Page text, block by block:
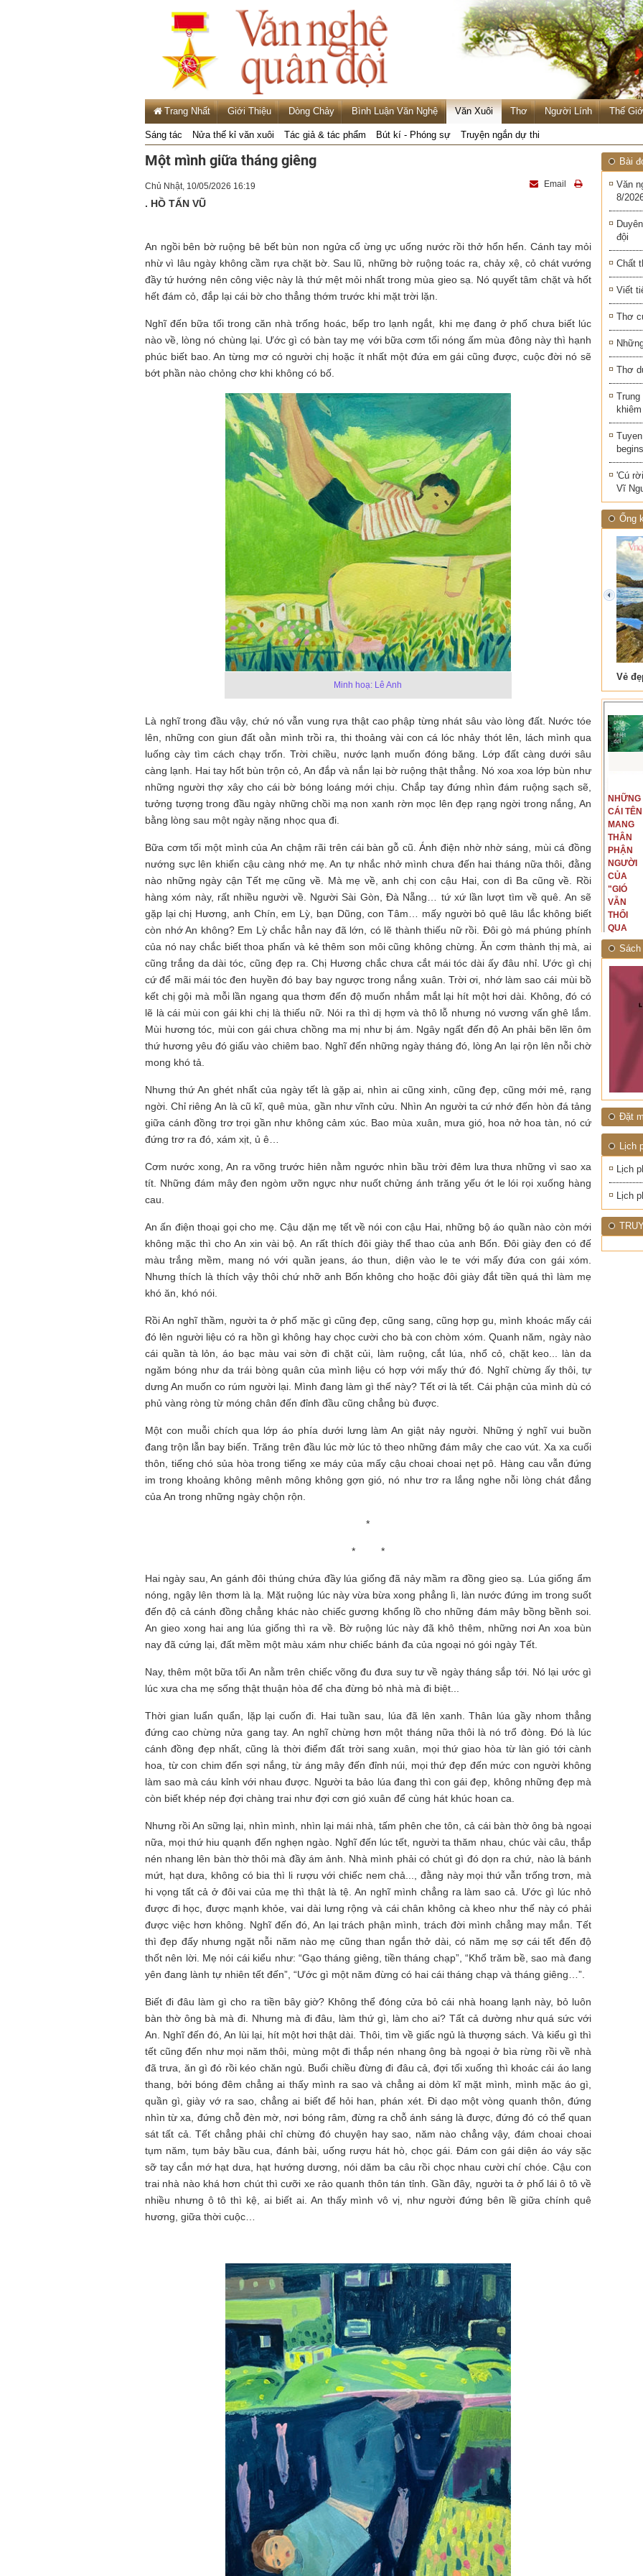
Trang Nhất Giới Thiệu Dòng Chảy Bình Luận Văn Nghệ Văn Xuôi Thơ Người Lính Thế
Sáng tác Nửa thế kỉ văn xuôi Tác giả & tác phẩm Bút kí - Phóng sự Truyện ngắn dự thi
Một mình giữa tháng giêng
Chủ Nhật, 10/05/2026 16:19 Email
. HỒ TẤN VŨ
An ngồi bên bờ ruộng bê bết bùn non ngửa cổ ừng ực uống nước rồi thở hổn hển. Cánh tay mỏi
nhừ vì lâu ngày không cầm rựa chặt bờ. Sau lũ, những bờ ruộng toác ra, chảy xệ, cỏ chát vướng
đầy tứ hướng nên công việc này là thứ mệt mỏi nhất trong mùa gieo sạ. Nó quyết tâm chặt và hốt
hết đám cỏ, đắp lại cái bờ cho thẳng thớm trước khi mặt trời lặn.
Nghĩ đến bữa tối trong căn nhà trống hoác, bếp tro lạnh ngắt, khi mẹ đang ở phố chưa biết lúc
nào về, lòng nó chùng lại. Ước gì có bàn tay mẹ với bữa cơm tối nóng ấm mùa đông này thì hạnh
phúc biết bao. An từng mơ có người chị hoặc ít nhất một đứa em gái cũng được, cuộc đời nó sẽ
bớt phần nào chỏng chơ khi không có bố.
Minh hoạ: Lê Anh
Là nghĩ trong đầu vậy, chứ nó vẫn vung rựa thật cao phập từng nhát sâu vào lòng đất. Nước tóe
lên, những con giun đất oằn mình trồi ra, thi thoảng vài con cá lóc nhảy thót lên, lách mình qua
luống cày tìm cách chạy trốn. Trời chiều, nước lạnh muốn đóng băng. Lớp đất càng dưới sâu
càng lạnh. Hai tay hốt bùn trộn cỏ, An đắp và nắn lại bờ ruộng thật thẳng. Nó xoa xoa lớp bùn như
những người thợ xây cho cái bờ bóng loáng mới chịu. Chắp tay đứng nhìn đám ruộng sạch sẽ,
tưởng tượng trong đầu ngày những chồi mạ non xanh rờn mọc lên đẹp rạng ngời trong nắng, An
bằng lòng sau một ngày nặng nhọc qua đi.
Bữa cơm tối một mình của An chậm rãi trên cái bàn gỗ cũ. Ánh điện nhờ nhờ sáng, mùi cá đồng
nướng sực lên khiến cậu càng nhớ mẹ. An tự nhắc nhở mình chưa đến hai tháng nữa thôi, đằng
nào những ngày cận Tết mẹ cũng về. Mà mẹ về, anh chị con cậu Hai, con dì Ba cũng về. Rồi
hàng xóm này, rất nhiều người về. Người Sài Gòn, Đà Nẵng… tứ xứ lần lượt tìm về quê. An sẽ
gặp lại chị Hương, anh Chín, em Lỳ, bạn Dũng, con Tâm… mấy người bỏ quê lâu lắc không biết
còn nhớ An không? Em Lỳ chắc hẳn nay đã lớn, có lẽ thành thiếu nữ rồi. Đôi gò má phúng phính
của nó nay chắc biết thoa phấn và kẻ thêm son môi cũng không chừng. Ăn cơm thành thị mà, ai
cũng trắng da dài tóc, cũng đẹp ra. Chị Hương chắc chưa cắt mái tóc dài ấy đâu nhỉ. Ước gì chị
cứ để mãi mái tóc đen huyền đó bay bay ngược trong nắng xuân. Trời ơi, nhớ làm sao cái mùi bồ
kết chị gội mà mỗi lần ngang qua thơm đến độ muốn nhắm mắt lại hít một hơi dài. Không, đó có
lẽ là cái mùi con gái khi chị là thiếu nữ. Nói ra thì dị hợm và thô lỗ nhưng nó vương vấn ghê lắm.
Mùi hương tóc, mùi con gái chưa chồng ma mị như bị ám. Ngây ngất đến độ An phải bẽn lẽn ôm
thứ hương yêu đó giấu vào chiêm bao. Nghĩ đến những ngày tháng đó, lòng An lại rộn lên nỗi chờ
mong khó tả.
Nhưng thứ An ghét nhất của ngày tết là gặp ai, nhìn ai cũng xinh, cũng đẹp, cũng mới mẻ, rạng
ngời. Chỉ riêng An là cũ kĩ, quê mùa, gần như vĩnh cửu. Nhìn An người ta cứ nhớ đến hòn đá tảng
giữa cánh đồng trơ trọi gần như không cảm xúc. Bao mùa xuân, mưa gió, hoa nở hoa tàn, nó cứ
đứng trơ ra đó, xám xịt, ủ ê…
Cơm nước xong, An ra võng trước hiên nằm ngước nhìn bầu trời đêm lưa thưa những vì sao xa
tít. Những đám mây đen ngòm ưỡn ngực như nuốt chửng ánh trăng yếu ớt le lói rọi xuống hàng
cau.
An ấn điện thoại gọi cho mẹ. Cậu dặn mẹ tết về nói con cậu Hai, những bộ áo quần nào còn mới
không mặc thì cho An xin vài bộ. An rất thích đôi giày thể thao của anh Bốn. Đôi giày đen có đế
màu trắng mềm, mang nó với quần jeans, áo thun, diện vào le te với mấy đứa con gái xóm.
Nhưng thích là thích vậy thôi chứ nhỡ anh Bốn không cho hoặc đôi giày đắt tiền quá thì làm mẹ
khó ăn, khó nói.
Rồi An nghĩ thầm, người ta ở phố mặc gì cũng đẹp, cũng sang, cũng hợp gu, mình khoác mấy cái
đó lên người liệu có ra hồn gì không hay chọc cười cho bà con chòm xóm. Quanh năm, ngày nào
cái quần tà lỏn, áo bạc màu vai sờn đi chặt củi, làm ruộng, cắt lúa, nhổ cỏ, chặt keo... làn da
ngăm bóng như da trái bòng quân của mình liệu có hợp với mấy thứ đó. Nghĩ chừng ấy thôi, tự
dưng An muốn co rúm người lại. Mình đang làm gì thế này? Tết ơi là tết. Cái phận của mình dù có
phủ vàng ròng từ móng chân đến đỉnh đầu cũng chẳng bù được.
Một con muỗi chích qua lớp áo phía dưới lưng làm An giật nảy người. Những ý nghĩ vui buồn
đang trộn lẫn bay biến. Trăng trên đầu lúc mờ lúc tỏ theo những đám mây che cao vút. Xa xa cuối
thôn, tiếng chó sủa hòa trong tiếng xe máy của mấy cậu choai choai nẹt pô. Hàng cau vẫn đứng
im trong khoảng không mênh mông không gợn gió, nó như trơ ra lắng nghe nỗi lòng chát đắng
của An trong những ngày chộn rộn.
*
* *
Hai ngày sau, An gánh đôi thúng chứa đầy lúa giống đã nảy mầm ra đồng gieo sạ. Lúa giống ẩm
nóng, ngậy lên thơm là lạ. Mặt ruộng lúc này vừa bừa xong phẳng lì, làn nước đứng im trong suốt
đến độ cả cánh đồng chẳng khác nào chiếc gương khổng lồ cho những đám mây bồng bềnh soi.
An gieo xong hai ang lúa giống thì ra về. Bờ ruộng lúc này đã khô thêm, những nơi An xoa bùn
nay đã cứng lại, đất mềm một màu xám như chiếc bánh đa của ngoại nó gói ngày Tết.
Nay, thêm một bữa tối An nằm trên chiếc võng đu đưa suy tư về ngày tháng sắp tới. Nó lại ước gì
lúc xưa cha mẹ sống thật thuận hòa để cha đừng bỏ nhà mà đi biệt...
Thời gian luẩn quẩn, lặp lại cuốn đi. Hai tuần sau, lúa đã lên xanh. Thân lúa gầy nhom thẳng
đứng cao chừng nửa gang tay. An nghĩ chừng hơn một tháng nữa thôi là nó trổ đòng. Đó là lúc
cánh đồng đẹp nhất, cũng là thời điểm đất trời sang xuân, mọi thứ giao hòa từ làn gió tới cành
hoa, từ con chim đến sợi nắng, từ áng mây đến đỉnh núi, mọi thứ đẹp đến mức con người không
làm sao mà cáu kỉnh với nhau được. Người ta bảo lúa đang thì con gái đẹp, không những đẹp mà
còn biết khép nép đợi chàng trai như đợi cơn gió xuân để cùng hát khúc hoan ca.
Nhưng rồi An sững lại, nhìn mình, nhìn lại mái nhà, tấm phên che tôn, cả cái bàn thờ ông bà ngoại
nữa, mọi thứ hiu quạnh đến nghẹn ngào. Nghĩ đến lúc tết, người ta thăm nhau, chúc vài câu, thắp
nén nhang lên bàn thờ thôi mà đầy ám ảnh. Nhà mình phải có chút gì đó dọn ra chứ, nào là bánh
mứt, hạt dưa, không có bia thì li rượu với chiếc nem chả..., đằng này mọi thứ vẫn trống trơn, mà
hi vọng tất cả ở đôi vai của mẹ thì thật là tệ. An nghĩ mình chẳng ra làm sao cả. Ước gì lúc nhỏ
được đi học, được mạnh khỏe, vai dài lưng rộng và cái chân không cà kheo như thế này có phải
được việc hơn không. Nghĩ đến đó, An lại trách phận mình, trách đời mình chẳng may mắn. Tết
thì đẹp đấy nhưng ngặt nỗi năm nào mẹ cũng than ngắn thở dài, có năm mẹ sợ cái tết đến độ
thốt nên lời. Mẹ nói cái kiểu như: “Gạo tháng giêng, tiền tháng chạp”, “Khổ trăm bề, sao mà đang
yên đang lành tự nhiên tết đến”, “Ước gì một năm đừng có hai cái tháng chạp và tháng giêng…”.
Biết đi đâu làm gì cho ra tiền bây giờ? Không thể đóng cửa bỏ cái nhà hoang lạnh này, bỏ luôn
bàn thờ ông bà mà đi. Nhưng mà đi đâu, làm thứ gì, làm cho ai? Tất cả dường như quá sức với
An. Nghĩ đến đó, An lùi lại, hít một hơi thật dài. Thôi, tìm về giấc ngủ là thượng sách. Và kiểu gì thì
tết cũng đến như mọi năm thôi, mùng một đi thắp nén nhang ông bà ngoại ở bìa rừng rồi về nhà
đã trưa, ăn gì đó rồi kéo chăn ngủ. Buổi chiều đừng đi đâu cả, đợi tối xuống thì khoác cái áo lang
thang, bởi bóng đêm chẳng ai thấy mình ra sao và chẳng ai dòm kĩ mặt mình, mình mặc áo gì,
quần gì, giày vớ ra sao, chẳng ai biết để hỏi han, phán xét. Đi dạo một vòng quanh thôn, đứng
nhìn từ xa, đứng chỗ đèn mờ, nơi bóng râm, đừng ra chỗ ánh sáng là được, đứng đó có thể quan
sát tất cả. Tết chẳng phải chỉ chừng đó chuyện hay sao, năm nào chẳng vậy, đám choai choai
tụm năm, tụm bảy bầu cua, đánh bài, uống rượu hát hò, chọc gái. Đám con gái diện áo váy sặc
sỡ tay cắn mớ hạt dưa, hạt hướng dương, nói dăm ba câu rồi chọc nhau cười chí chóe. Cậu con
trai nhà nào khá hơn chút thì cưỡi xe rảo quanh thôn tán tỉnh. Gần đây, người ta ở phố lái ô tô về
nhiều nhưng ô tô thì kệ, ai biết ai. An thấy mình vô vị, như người đứng bên lề giữa chính quê
hương, giữa thời cuộc…
Bài
Văn
8/
đội
Chất
Viết
Thơ
Thơ
'Cú
Vĩ
Ống
prev
NHỮNG
NGƯỜI
TÔI GẶP,
CHUYỆN
TÔI VIẾT
Tôi từng hình dung viết văn là
công việc của sự hư cấu, một
hành trình phác dựng thế giới từ
trí tưởng tượng, nơi nhà văn tự
(TRẦN THỊ TÚ NGỌC)
NGUYÊN
NHỮNG
NGƯỜI
ĐÃ PHẤT
HỒNG
THÁNG
TÁM
NĂM
1945
Là người đi dọc biên giới phía
Bắc, tôi có thế mạnh khi hình
dung, mở ra không gian của giai
NHỮNG
CÁI TÊN
MANG
THÂN
PHẬN
NGƯỜI
CỦA
"GIÓ
VẪN
THỔI
QUA
RỪNG
NHIỆT
ĐỚI"
Đặt
Lịch
Lịch
Lịch